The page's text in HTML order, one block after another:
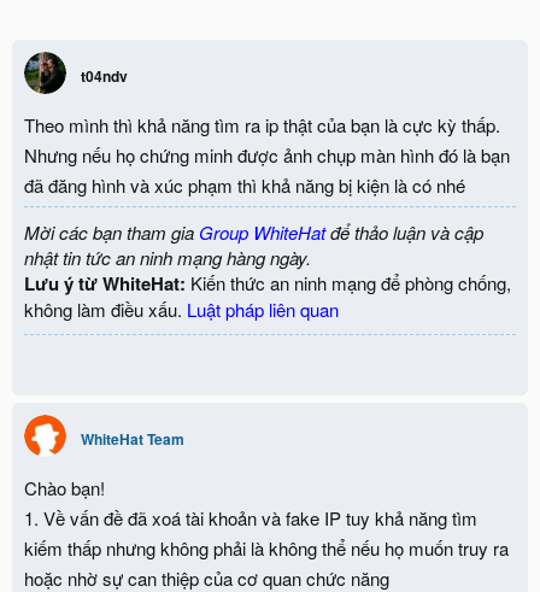
t04ndv
Theo mình thì khả năng tìm ra ip thật của bạn là cực kỳ thấp.
Nhưng nếu họ chứng minh được ảnh chụp màn hình đó là bạn
đã đăng hình và xúc phạm thì khả năng bị kiện là có nhé
Mời các bạn tham gia Group WhiteHatđể thảo luận và cập
nhật tin tức an ninh mạng hàng ngày.
Lưu ý từ WhiteHat: Kiến thức an ninh mạng để phòng chống,
không làm điều xấu. Luật pháp liên quan
WhiteHat Team
Chào bạn!
1. Về vấn đề đã xoá tài khoản và fake IP tuy khả năng tìm
kiếm thấp nhưng không phải là không thể nếu họ muốn truy ra
hoặc nhờ sự can thiệp của cơ quan chức năng